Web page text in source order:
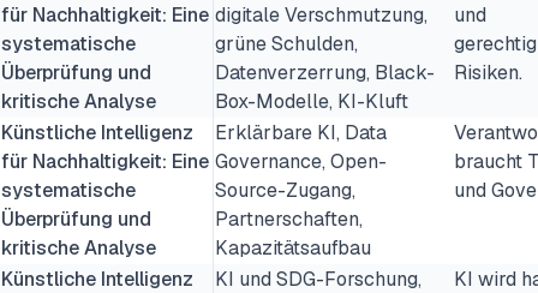
für Nachhaltigkeit: Eine
systematische
Überprüfung und
kritische Analyse
digitale Verschmutzung,
grüne Schulden,
Datenverzerrung, Black-
Box-Modelle, KI-Kluft
und
Risiken.
Künstliche Intelligenz
für Nachhaltigkeit: Eine
systematische
Überprüfung und
kritische Analyse
Erklärbare KI, Data
Governance, Open-
Source-Zugang,
Partnerschaften,
Kapazitätsaufbau
braucht
und
Künstliche Intelligenz
KI und SDG-Forschung,
KI wird